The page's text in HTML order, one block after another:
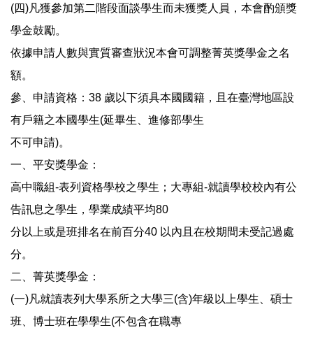
(四)凡獲參加第二階段面談學生而未獲獎人員，本會酌頒獎
學金鼓勵。
依據申請人數與實質審查狀況本會可調整菁英獎學金之名
額。
參、申請資格：38 歲以下須具本國國籍，且在臺灣地區設
有戶籍之本國學生(延畢生、進修部學生
不可申請)。
一、平安獎學金：
高中職組-表列資格學校之學生；大專組-就讀學校校內有公
告訊息之學生，學業成績平均80
分以上或是班排名在前百分40 以內且在校期間未受記過處
分。
二、菁英獎學金：
(一)凡就讀表列大學系所之大學三(含)年級以上學生、碩士
班、博士班在學學生(不包含在職專